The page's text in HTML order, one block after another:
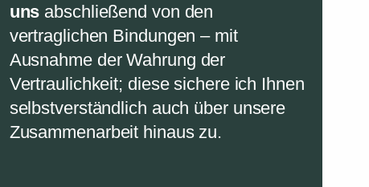
uns abschließend von den
vertraglichen Bindungen – mit
Ausnahme der Wahrung der
Vertraulichkeit; diese sichere ich Ihnen
selbstverständlich auch über unsere
Zusammenarbeit hinaus zu.